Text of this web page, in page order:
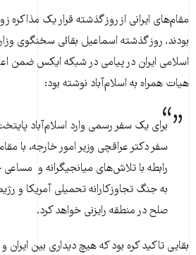
مقام‌های ایرانی از روز گذشته قرار یک مذاکره
بودند. روز گذشته اسماعیل بقائی سخنگوی
اسلامی ایران در پیامی در شبکه ایکس ضمن
هیات همراه به اسلام‌آباد نوشته بود:
برای یک سفر رسمی وارد اسلام‌آباد
سفر دکتر عراقچی وزیر امور خارجه، با
رابطه با تلاش‌های میانجیگرانه و مساعی
به جنگ تجاوزکارانه تحمیلی آمریکا و
صلح در منطقه رایزنی خواهد کرد.
بقایی تاکید کره بود که هیچ دیداری بین ایران